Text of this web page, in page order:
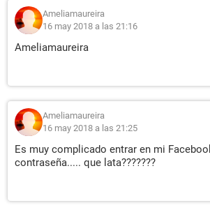
Ameliamaureira
16 may 2018 a las 21:16
Ameliamaureira
Ameliamaureira
16 may 2018 a las 21:25
Es muy complicado entrar en mi
contraseña..... que lata???????